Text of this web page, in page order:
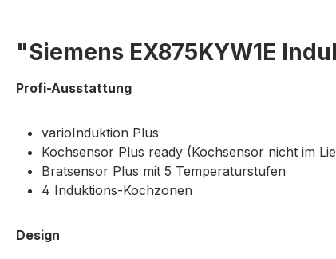
"Siemens EX875KYW1E
Profi-Ausstattung
varioInduktion Plus
Kochsensor Plus ready (Kochsensor nicht im
Bratsensor Plus mit 5 Temperaturstufen
4 Induktions-Kochzonen
Design